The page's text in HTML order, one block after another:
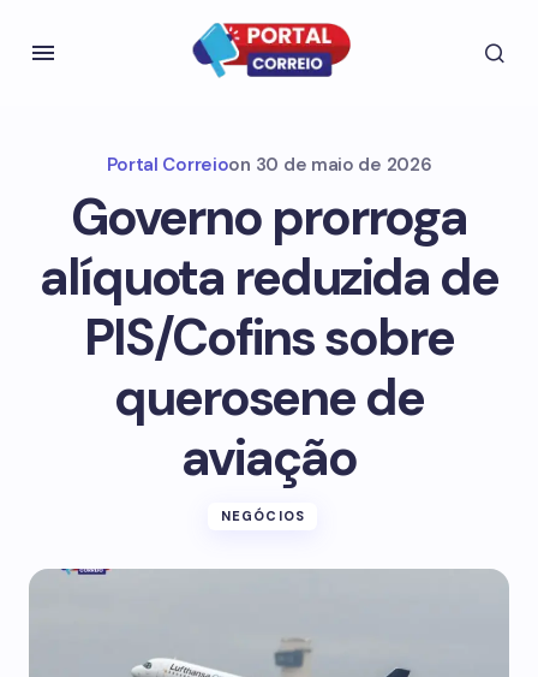
Portal Correioon 30 de maio de 2026
Governo prorroga
alíquota reduzida de
PIS/Cofins sobre
querosene de
aviação
NEGÓCIOS